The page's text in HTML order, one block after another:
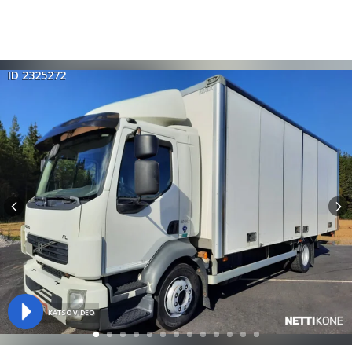
KATSO VIDEO
ID 2325272